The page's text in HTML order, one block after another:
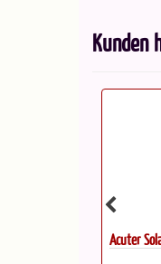
Kunden
Acuter